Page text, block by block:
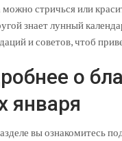
можно стричься или
знает лунный
и советов, чтоб
о
января
вы ознакомитесь